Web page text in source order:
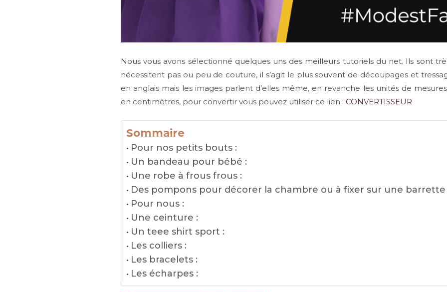
Nous vous avons sélectionné quelques uns des meilleurs tutoriels du net. Ils sont
nécessitent pas ou peu de couture, il s’agit le plus souvent de découpages et
en anglais mais les images parlent d’elles même, en revanche les unités de
en centimètres, pour convertir vous pouvez utiliser ce lien : CONVERTISSEUR
Sommaire
Pour nos petits bouts :
Un bandeau pour bébé :
Une robe à frous frous :
Des pompons pour décorer la chambre ou à fixer sur une barrette
Pour nous :
Une ceinture :
Un teee shirt sport :
Les colliers :
Les bracelets :
Les écharpes :